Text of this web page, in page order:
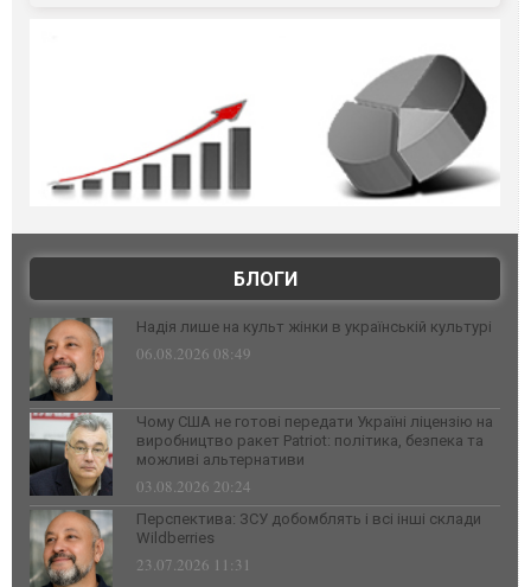
БЛОГИ
Надія лише на культ жінки в українській культурі
06.08.2026 08:49
Чому США не готові передати Україні ліцензію на
виробництво ракет Patriot: політика, безпека та
можливі альтернативи
03.08.2026 20:24
Перспектива: ЗСУ добомблять і всі інші склади
Wildberries
23.07.2026 11:31